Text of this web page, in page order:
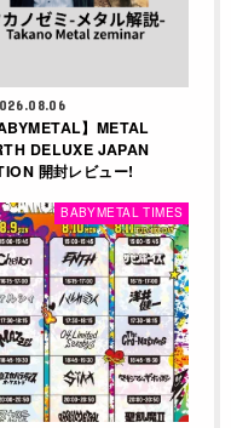
】METAL
DELUXE JAPAN
開封レビュー!
BABYMETAL TIMES